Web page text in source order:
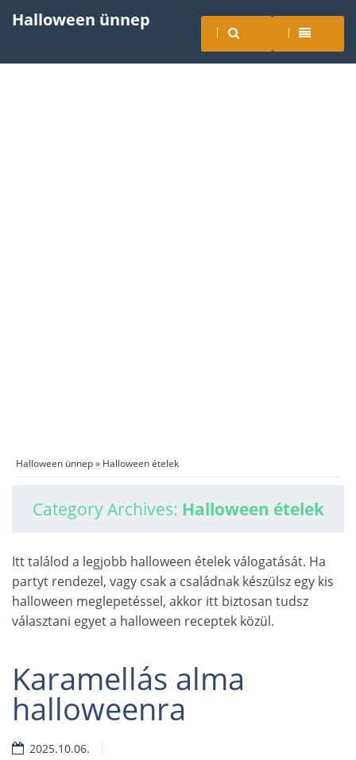
Halloween ünnep
Halloween ünnep» Halloween ételek
Category Archives: Halloween ételek
Itt találod a legjobb halloween ételek válogatását. Ha
partyt rendezel, vagy csak a családnak készülsz egy kis
halloween meglepetéssel, akkor itt biztosan tudsz
választani egyet a halloween receptek közül.
Karamellás alma
halloweenra
2025.10.06.